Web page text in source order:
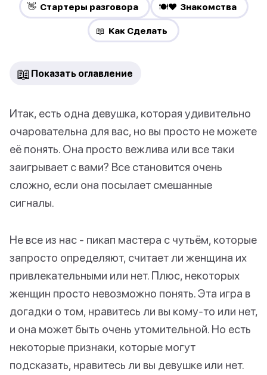
👋 Стартеры разговора 🍽️❤️ Знакомства
📖 Как Сделать
📖 Показать оглавление
Итак, есть одна девушка, которая удивительно
очаровательна для вас, но вы просто не можете
её понять. Она просто вежлива или все таки
заигрывает с вами? Все становится очень
сложно, если она посылает смешанные
сигналы.
Не все из нас - пикап мастера с чутьём, которые
запросто определяют, считает ли женщина их
привлекательными или нет. Плюс, некоторых
женщин просто невозможно понять. Эта игра в
догадки о том, нравитесь ли вы кому-то или нет,
и она может быть очень утомительной. Но есть
некоторые признаки, которые могут
подсказать, нравитесь ли вы девушке или нет.